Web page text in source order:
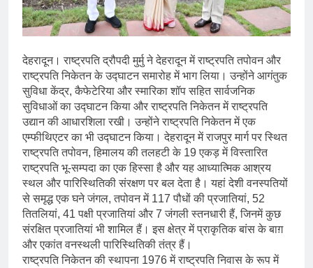
देहरादून। राष्ट्रपति द्रौपदी मुर्मु ने देहरादून में राष्ट्रपति तपोवन और
राष्ट्रपति निकेतन के उद्घाटन समारोह में भाग लिया। उन्होंने आगंतुक
सुविधा केंद्र, कैफेटेरिया और स्मारिका शॉप सहित सार्वजनिक
सुविधाओं का उद्घाटन किया और राष्ट्रपति निकेतन में राष्ट्रपति
उद्यान की आधारशिला रखी। उन्होंने राष्ट्रपति निकेतन में एक
एम्फीथिएटर का भी उद्घाटन किया। देहरादून में राजपुर मार्ग पर स्थित
राष्ट्रपति तपोवन, हिमालय की तलहटी के 19 एकड़ में विस्तारित
राष्ट्रपति भू-सम्पदा का एक हिस्सा है और यह आध्यात्मिक आश्रय
स्थल और पारिस्थितिकी संरक्षण पर बल देता है। यहां देशी वनस्पतियों
से समृद्ध एक घने जंगल, तपोवन में 117 पौधों की प्रजातियां, 52
तितलियां, 41 पक्षी प्रजातियां और 7 जंगली स्तनधारी हैं, जिनमें कुछ
संरक्षित प्रजातियां भी शामिल हैं। इस क्षेत्र में प्राकृतिक बांस के बाग़
और एकांत वनस्थली पारिस्थितिकी तंत्र हैं।
राष्ट्रपति निकेतन की स्थापना 1976 में राष्ट्रपति निवास के रूप में